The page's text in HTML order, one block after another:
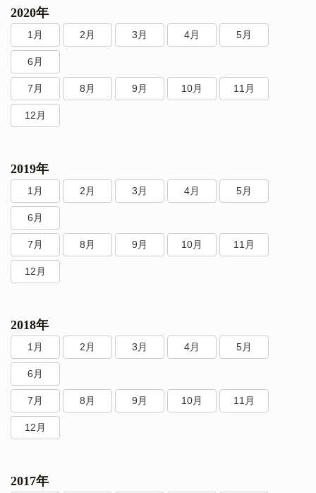
2020年
1月 2月 3月 4月 5月
6月
7月 8月 9月 10月 11月
12月
2019年
1月 2月 3月 4月 5月
6月
7月 8月 9月 10月 11月
12月
2018年
1月 2月 3月 4月 5月
6月
7月 8月 9月 10月 11月
12月
2017年